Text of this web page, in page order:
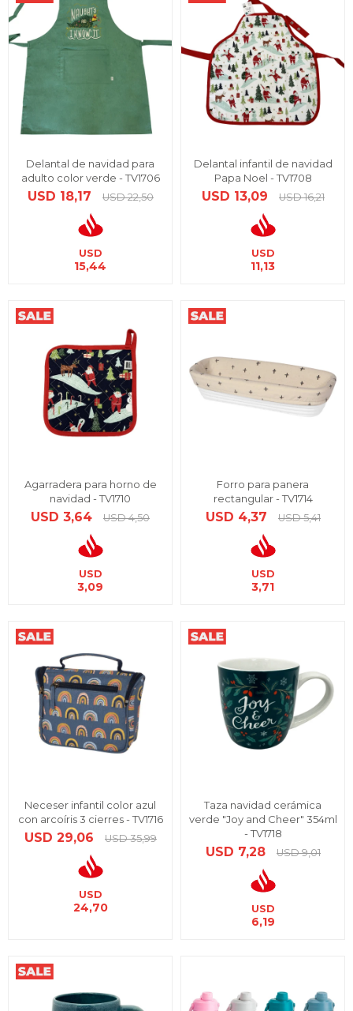
Delantal de navidad para
adulto color verde - TV1706
USD 18,17 USD 22,50
USD
15,44
Delantal infantil de navidad
Papa Noel - TV1708
USD 13,09 USD 16,21
USD
11,13
Agarradera para horno de
navidad - TV1710
USD 3,64 USD 4,50
USD
3,09
Forro para panera
rectangular - TV1714
USD 4,37 USD 5,41
USD
3,71
Neceser infantil color azul
con arcoíris 3 cierres - TV1716
USD 29,06 USD 35,99
USD
24,70
Taza navidad cerámica
verde "Joy and Cheer" 354ml
- TV1718
USD 7,28 USD 9,01
USD
6,19